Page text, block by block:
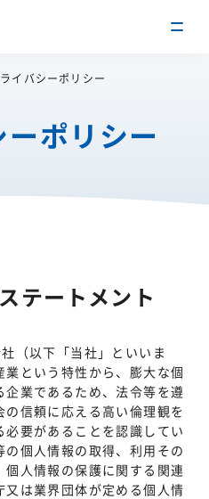
イバシーポリシー
ポリシー
テートメント
（以下「当社」といいま
という特性から、膨大な個
企業であるため、法令等を遵
信頼に応える高い倫理観を
要があることを認識してい
個人情報の取得、利用その
人情報の保護に関する関連
は業界団体が定める個人情